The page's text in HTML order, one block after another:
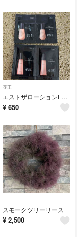
花王
エストザローションEX&エストザエマルジョン
¥ 650
スモークツリーリース
¥ 2,500